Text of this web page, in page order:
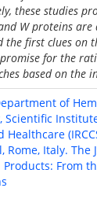
these studies
W proteins
the first clues on
for the
based on the
of
Scientific
Rome, Italy. The
From